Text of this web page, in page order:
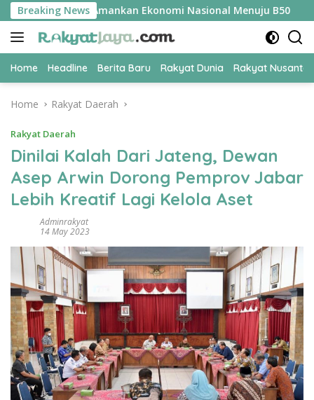
Skip
to
content
Breaking News
Jadi Kunci Amankan Ekonomi Nasional Menuju B50
Home Headline Berita Baru Rakyat Dunia Rakyat
Home Rakyat Daerah
Rakyat Daerah
Dinilai Kalah Dari Jateng, Dewan
Asep Arwin Dorong Pemprov Jabar
Lebih Kreatif Lagi Kelola Aset
Adminrakyat
14 May 2023